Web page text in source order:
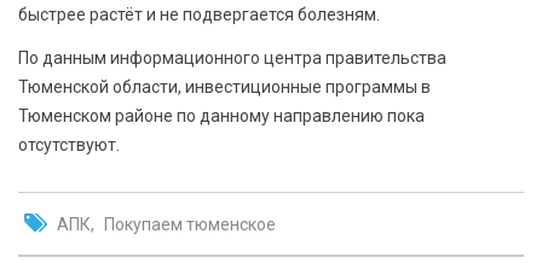
быстрее растёт и не подвергается болезням.
По данным информационного центра правительства
Тюменской области, инвестиционные программы в
Тюменском районе по данному направлению пока
отсутствуют.
АПК Покупаем тюменское